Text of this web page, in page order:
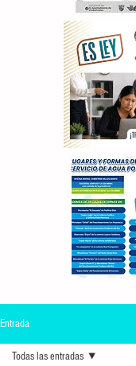
Entrada
Todas las entradas